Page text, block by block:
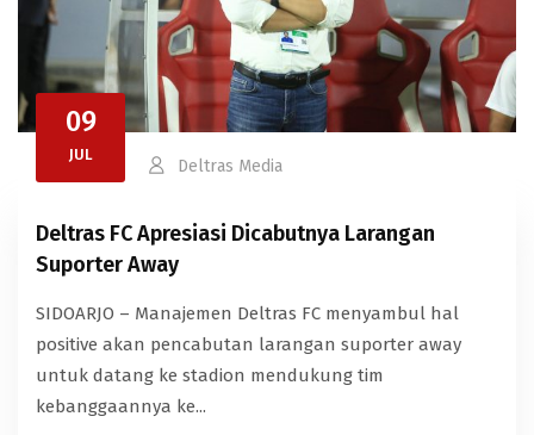
09
JUL
Deltras Media
Deltras FC Apresiasi Dicabutnya Larangan
Suporter Away
SIDOARJO – Manajemen Deltras FC menyambul hal
positive akan pencabutan larangan suporter away
untuk datang ke stadion mendukung tim
kebanggaannya ke...